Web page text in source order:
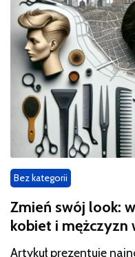
Bez kategorii
Zmień swój look:
kobiet i mężczyzn
Artykuł prezentuje